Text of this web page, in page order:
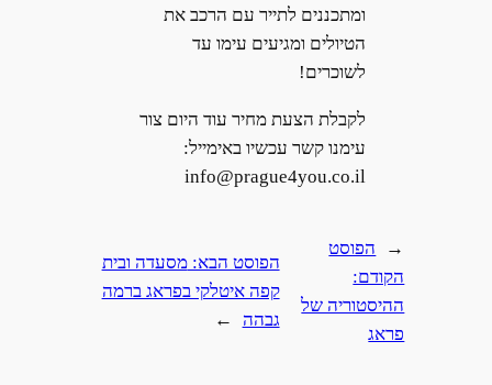
ומתכננים לתייר עם הרכב את
הטיולים ומגיעים עימו עד
לשוכרים!
לקבלת הצעת מחיר עוד היום צור
עימנו קשר עכשיו באימייל:
info@prague4you.co.il
←
הפוסט
הקודם:
ההיסטוריה של
פראג
הפוסט הבא:מסעדה ובית
קפה איטלקי בפראג ברמה
גבהה
→